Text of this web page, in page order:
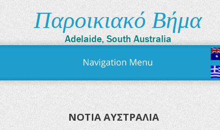
ΝΟΤΙΑ ΑΥΣΤΡΑΛΙΑ
Παροικιακό Βήμα
Adelaide, South Australia